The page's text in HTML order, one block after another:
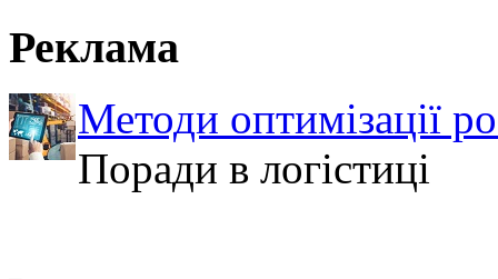
Реклама
Методи оптимізації
Поради в логістиці